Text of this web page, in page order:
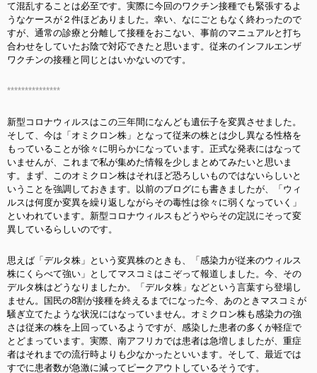
て混乱することは必至です。実際に今回のワクチン接種でも緊張するよ
うなケースが２件ほどありました。幸い、なにごともなく終わったので
すが、通常の診療と分離して接種をおこない、事前のマニュアルと打ち
合わせをしていたお陰で対応できたと思います。従来のインフルエンザ
ワクチンの接種と同じとはいかないのです。
***************
新型コロナウィルスはこの三年間になんども遺伝子を変異させました。
そして、今は「オミクロン株」となって従来の株とは少し異なる性格を
もっていることが徐々に明らかになっています。正式な発表にはなって
いませんが、これまで私が集めた情報を少しまとめてみたいと思いま
す。まず、このオミクロン株はそれほど恐ろしいものではないらしいと
いうことを強調しておきます。以前のブログにも書きましたが、「ウィ
ルスは何度か変異を繰り返しながらその毒性は徐々に弱くなっていく」
といわれています。新型コロナウィルスもどうやらその定説にそって変
異しているらしいのです。
思えば「デルタ株」という変異株のときも、「感染力が従来のウィルス
株にくらべて強い」としてマスコミはこぞって報道しました。今、その
デルタ株はどうなりましたか。「デルタ株」などという言葉すら登場し
ません。国民の8割が接種を終えるまでになった今、あのときマスコミが
騒ぎ立てたような状況にはなっていません。オミクロン株も感染力の強
さは従来の株を上回っているようですが、感染した患者の多くが軽症で
とどまっています。実際、南アフリカでは患者は急増しましたが、重症
者はそれまでの流行時よりも少なかったといいます。そして、最近では
すでに患者数が急激に減ってピークアウトしているそうです。